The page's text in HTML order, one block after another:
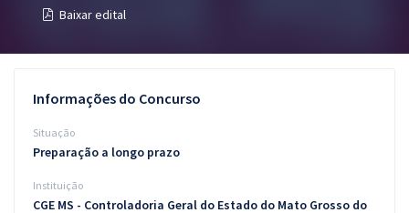
Mentorias
Conteúdo gratuito
Blog
Baixar edital
Informações do Concurso
Situação
Preparação a longo prazo
Instituição
CGE MS - Controladoria Geral do Estado do Mato Grosso do